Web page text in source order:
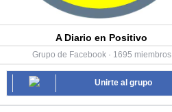
A Diario en Positivo
Grupo de Facebook · 1695 miembros
Unirte al grupo